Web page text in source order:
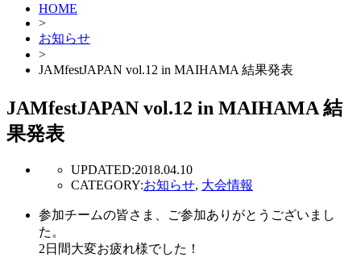
HOME
>
お知らせ
>
JAMfestJAPAN vol.12 in MAIHAMA 結果発表
JAMfestJAPAN vol.12 in MAIHAMA 結
果発表
UPDATED:2018.04.10
CATEGORY:お知らせ, 大会情報
参加チームの皆さま、ご参加ありがとうございまし
た。
2日間大変お疲れ様でした！